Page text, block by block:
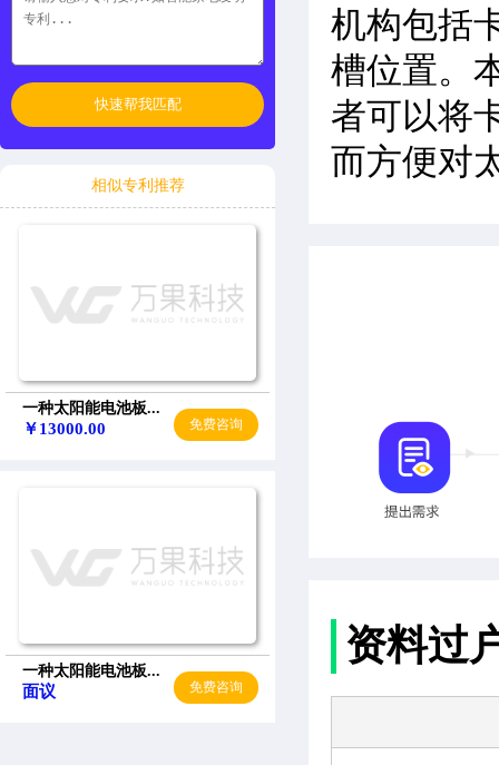
快速帮我匹配
相似专利推荐
一种太阳能电池板...
￥13000.00 免费咨询
一种太阳能电池板...
面议 免费咨询
机构包括
槽位置。
者可以将
而方便对
资料过